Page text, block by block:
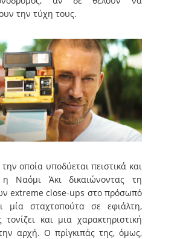
την τύχη τους.
οποία υποδύεται πειστικά και
Ναόμι Άκι δικαιώνοντας τη
extreme close-ups στο πρόσωπό
μία σταχτοπούτα σε εφιάλτη,
και μια χαρακτηριστική
αρχή. Ο πρίγκιπάς της, όμως,